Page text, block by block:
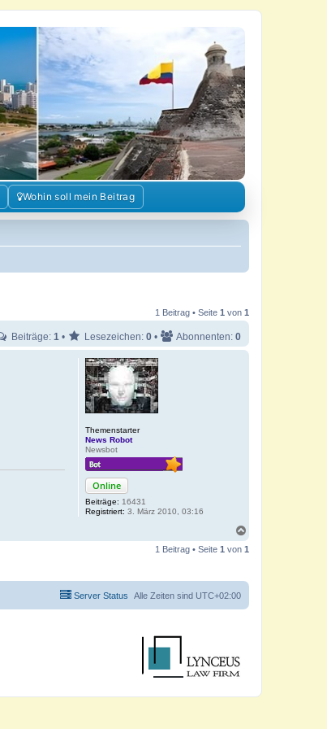
Wohin soll mein Beitrag
1 Beitrag • Seite 1 von 1
Beiträge: 1 • Lesezeichen: 0 • Abonnenten: 0
Themenstarter
News Robot
Newsbot
Online
Beiträge: 16431
Registriert: 3. März 2010, 03:16
c
b
n
1 Beitrag • Seite 1 von 1
Alle Zeiten sind UTC+02:00
Server Status